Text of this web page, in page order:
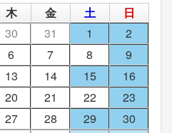
木 金 土
日
30 31 1
2
6 7 8
9
13 14 15
16
20 21 22
23
27 28 29
30